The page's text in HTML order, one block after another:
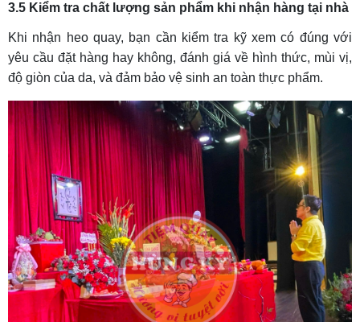
3.5 Kiểm tra chất lượng sản phẩm khi nhận hàng tại nhà
Khi nhận heo quay, bạn cần kiểm tra kỹ xem có đúng với
yêu cầu đặt hàng hay không, đánh giá về hình thức, mùi vị,
độ giòn của da, và đảm bảo vệ sinh an toàn thực phẩm.